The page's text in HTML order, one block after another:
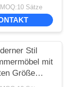
Sätze
Stil
mit
Größe